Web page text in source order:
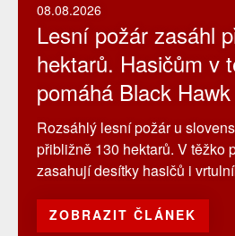
08.08.2026
Lesní požár zasáhl
hektarů. Hasičům v
pomáhá Black Hawk
Rozsáhlý lesní požár u
přibližně 130 hektarů. V těžko
zasahují desítky hasičů i
ZOBRAZIT ČLÁNEK